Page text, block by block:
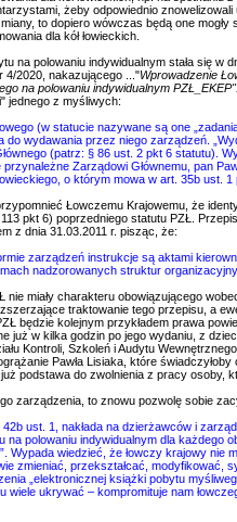
żeby odpowiednio znowelizowali
to dopiero wówczas będą one mogły
dla kół łowieckich.
na polowaniu indywidualnym stała się w
4/2020, nakazującego ..."Wprowadzenie
na polowaniu indywidualnym
jednego z myśliwych:
(w statucie nazywane są one
do wydawania przez niego zarządzeń.
(patrz: § 86 ust. 2 pkt 6 statutu).
Zarządowi Głównemu, pan
o którym mowa w art. 35b ust. 1
Łowczemu Krajowemu, że
pkt 6) poprzedniego statutu PZŁ.
z dnia 31.03.2011 r. pisząc, że:
zarządzeń instrukcje są aktami
nadzorowanych struktur
miały charakteru obowiązującego
traktowanie tego przepisu, a
będzie kolejnym przykładem prawa
już w kilka godzin po jego wydaniu, z
Kontroli, Szkoleń i Audytu
Pawła Lisiaka, które
podstawa do zwolnienia z pracy osoby,
zarządzenia, to znowu pozwolę sobie
ust. 1, nakłada na dzierżawców i
na polowaniu indywidualnym dla każdego
Wypada wiedzieć, że łowczy krajowy nie
zmieniać, przekształcać, modyfikować,
„elektronicznej książki pobytu
wiele ukrywać – kompromituje nam